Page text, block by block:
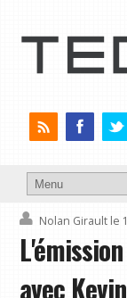
Nolan Girault le
avec